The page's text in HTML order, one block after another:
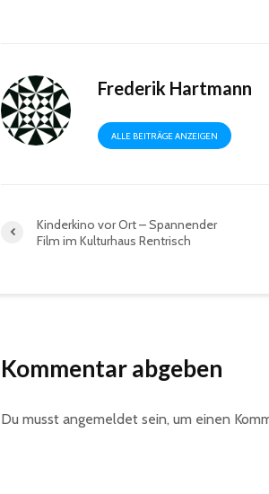
Frederik Hartmann
ALLE BEITRÄGE ANZEIGEN
Kinderkino vor Ort – Spannender
Film im Kulturhaus Rentrisch
Kommentar abgeben
Du musst angemeldet sein, um einen